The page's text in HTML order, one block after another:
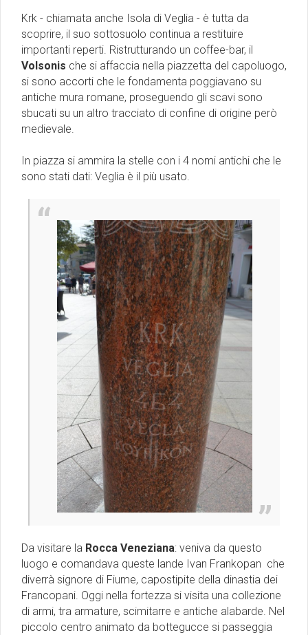
Krk - chiamata anche Isola di Veglia - è tutta da
scoprire, il suo sottosuolo continua a restituire
importanti reperti. Ristrutturando un coffee-bar, il
Volsonis che si affaccia nella piazzetta del capoluogo,
si sono accorti che le fondamenta poggiavano su
antiche mura romane, proseguendo gli scavi sono
sbucati su un altro tracciato di confine di origine però
medievale.
In piazza si ammira la stelle con i 4 nomi antichi che le
sono stati dati: Veglia è il più usato.
Da visitare la Rocca Veneziana: veniva da questo
luogo e comandava queste lande Ivan Frankopan che
diverrà signore di Fiume, capostipite della dinastia dei
Francopani. Oggi nella fortezza si visita una collezione
di armi, tra armature, scimitarre e antiche alabarde. Nel
piccolo centro animato da bottegucce si passeggia